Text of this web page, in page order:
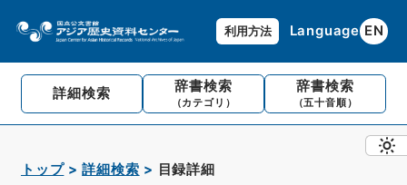
利用方法 Language EN
詳細検索 辞書検索
（カテゴリ）
辞書検索
（五十音順）
トップ 詳細検索 目録詳細